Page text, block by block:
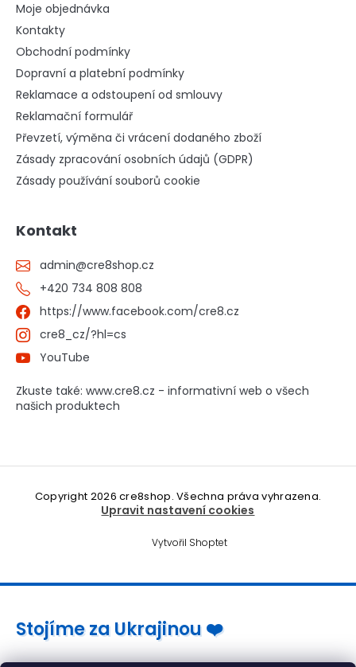
Moje objednávka
Kontakty
Obchodní podmínky
Dopravní a platební podmínky
Reklamace a odstoupení od smlouvy
Reklamační formulář
Převzetí, výměna či vrácení dodaného zboží
Zásady zpracování osobních údajů (GDPR)
Zásady používání souborů cookie
Kontakt
admin@cre8shop.cz
+420 734 808 808
https://www.facebook.com/cre8.cz
cre8_cz/?hl=cs
YouTube
Zkuste také: www.cre8.cz - informativní web o všech
našich produktech
Vytvořil Shoptet
Copyright 2026cre8shop. Všechna práva vyhrazena.
Upravit nastavení cookies
Stojíme za Ukrajinou ❤️